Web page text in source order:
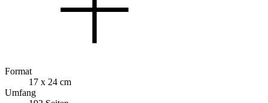
Format
17 x 24 cm
Umfang